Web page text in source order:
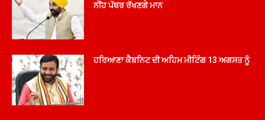
ਨੀਂਹ ਪੱਥਰ ਰੱਖਣਗੇ ਮਾਨ
ਹਰਿਆਣਾ ਕੈਬਨਿਟ ਦੀ ਅਹਿਮ ਮੀਟਿੰਗ 13 ਅਗਸਤ ਨੂੰ